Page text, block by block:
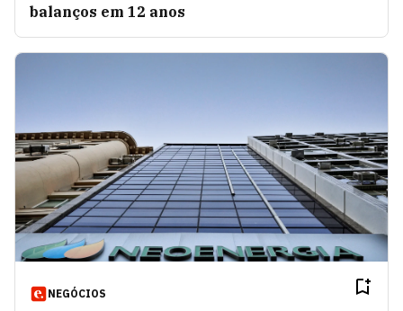
balanços em 12 anos
NEGÓCIOS